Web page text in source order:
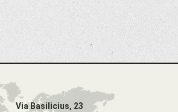
Via Basilicius, 23